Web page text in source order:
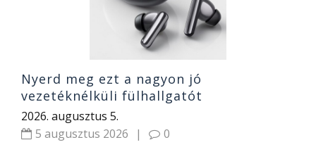
Nyerd meg ezt a nagyon jó
vezetéknélküli fülhallgatót
2026. augusztus 5.
5 augusztus 2026
| 0